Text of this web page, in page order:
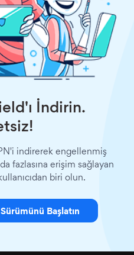
İndirin.
indirerek engellenmiş
fazlasına erişim sağlayan
biri olun.
Başlatın